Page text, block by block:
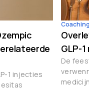
1 injecties
Coaching
GLP-1
De